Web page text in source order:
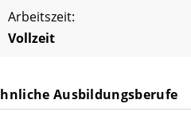
Arbeitszeit:
Vollzeit
Ausbildungsberufe